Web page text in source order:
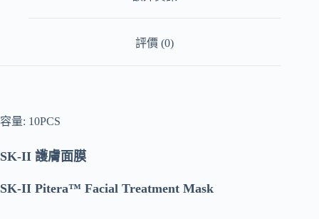
評價 (0)
容量: 10PCS
SK-II 護膚面膜
SK-II Pitera™ Facial Treatment Mask